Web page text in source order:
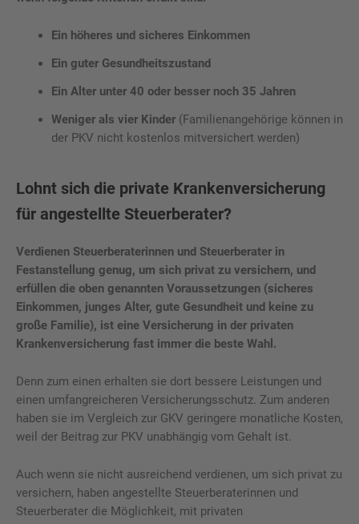
Ein höheres und sicheres Einkommen
Ein guter Gesundheitszustand
Ein Alter unter 40 oder besser noch 35 Jahren
Weniger als vier Kinder (Familienangehörige können in
der PKV nicht kostenlos mitversichert werden)
Lohnt sich die private Krankenversicherung
für angestellte Steuerberater?
Verdienen Steuerberaterinnen und Steuerberater in
Festanstellung genug, um sich privat zu versichern, und
erfüllen die oben genannten Voraussetzungen (sicheres
Einkommen, junges Alter, gute Gesundheit und keine zu
große Familie), ist eine Versicherung in der privaten
Krankenversicherung fast immer die beste Wahl.
Denn zum einen erhalten sie dort bessere Leistungen und
einen umfangreicheren Versicherungsschutz. Zum anderen
haben sie im Vergleich zur GKV geringere monatliche Kosten,
weil der Beitrag zur PKV unabhängig vom Gehalt ist.
Auch wenn sie nicht ausreichend verdienen, um sich privat zu
versichern, haben angestellte Steuerberaterinnen und
Steuerberater die Möglichkeit, mit privaten